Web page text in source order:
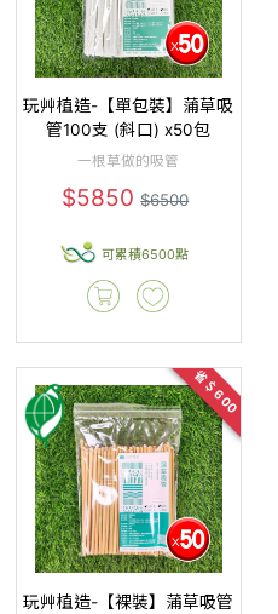
玩艸植造-【單包裝】蒲草吸
管100支 (斜口) x50包
一根草做的吸管
$5850$6500
可累積6500點
省＄600
玩艸植造-【裸裝】蒲草吸管